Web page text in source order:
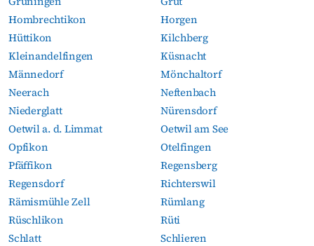
Hombrechtikon
Horgen
Hüttikon
Kilchberg
Kleinandelfingen
Küsnacht
Männedorf
Mönchaltorf
Neerach
Neftenbach
Niederglatt
Nürensdorf
Oetwil a. d. Limmat
Oetwil am See
Opfikon
Otelfingen
Pfäffikon
Regensberg
Regensdorf
Richterswil
Rämismühle Zell
Rümlang
Rüschlikon
Rüti
Schlatt
Schlieren